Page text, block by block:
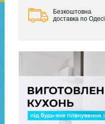
Безкоштовна
доставка по Одесі